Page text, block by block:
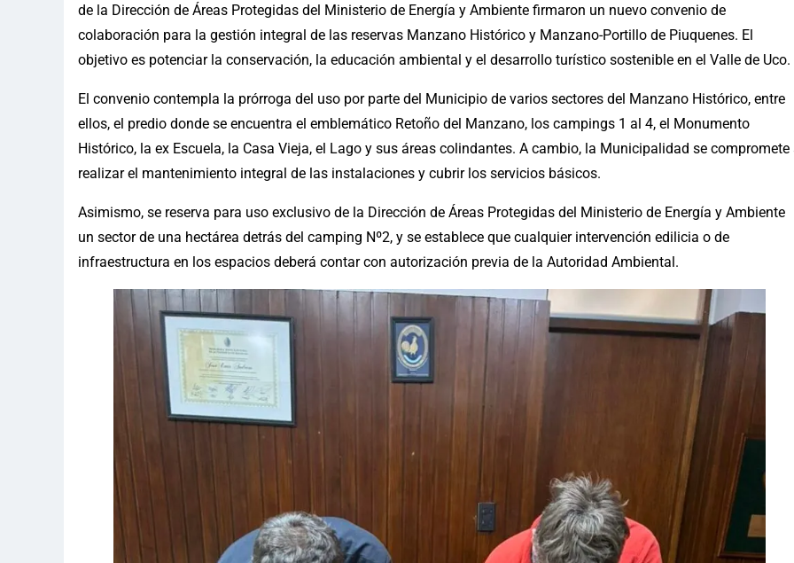
de la Dirección de Áreas Protegidas del Ministerio de Energía y Ambiente firmaron un nuevo convenio de
colaboración para la gestión integral de las reservas Manzano Histórico y Manzano-Portillo de Piuquenes. El
objetivo es potenciar la conservación, la educación ambiental y el desarrollo turístico sostenible en el Valle de Uco.
El convenio contempla la prórroga del uso por parte del Municipio de varios sectores del Manzano Histórico, entre
ellos, el predio donde se encuentra el emblemático Retoño del Manzano, los campings 1 al 4, el Monumento
Histórico, la ex Escuela, la Casa Vieja, el Lago y sus áreas colindantes. A cambio, la Municipalidad se compromete
realizar el mantenimiento integral de las instalaciones y cubrir los servicios básicos.
Asimismo, se reserva para uso exclusivo de la Dirección de Áreas Protegidas del Ministerio de Energía y Ambiente
un sector de una hectárea detrás del camping Nº2, y se establece que cualquier intervención edilicia o de
infraestructura en los espacios deberá contar con autorización previa de la Autoridad Ambiental.